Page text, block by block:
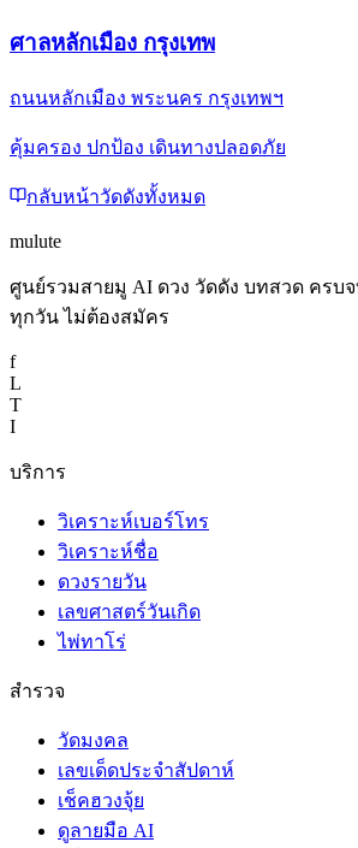
ศาลหลักเมือง กรุงเทพ
ถนนหลักเมือง พระนคร กรุงเทพฯ
คุ้มครอง ปกป้อง เดินทางปลอดภัย
กลับหน้าวัดดังทั้งหมด
mulute
ศูนย์รวมสายมู AI ดวง วัดดัง บทสวด ครบ
ทุกวัน ไม่ต้องสมัคร
f
L
T
I
บริการ
วิเคราะห์เบอร์โทร
วิเคราะห์ชื่อ
ดวงรายวัน
เลขศาสตร์วันเกิด
ไพ่ทาโร่
สำรวจ
วัดมงคล
เลขเด็ดประจำสัปดาห์
เช็คฮวงจุ้ย
ดูลายมือ AI